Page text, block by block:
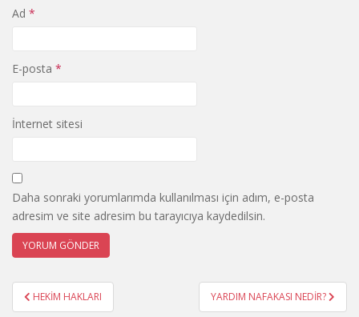
Ad *
E-posta *
İnternet sitesi
Daha sonraki yorumlarımda kullanılması için adım, e-posta
adresim ve site adresim bu tarayıcıya kaydedilsin.
YazıHEKİM HAKLARI YARDIM NAFAKASI NEDİR?